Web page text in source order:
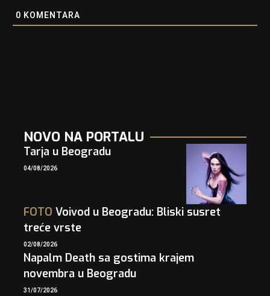
0 KOMENTARA
NOVO NA PORTALU
Tarja u Beogradu
04/08/2026
FOTO Voivod u Beogradu: Bliski susret
treće vrste
02/08/2026
Napalm Death sa gostima krajem
novembra u Beogradu
31/07/2026